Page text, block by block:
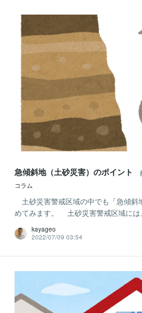
急傾斜地（土砂災害）のポイント
コラム
土砂災害警戒区域の中でも「急傾斜
めてみます。 土砂災害警戒区域には
kayageo
2022/07/09 03:54